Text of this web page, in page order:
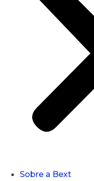
Sobre a Bext